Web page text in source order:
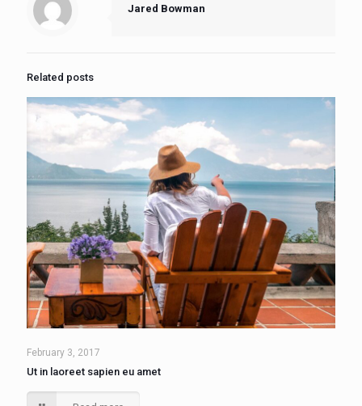
Jared Bowman
Related posts
February 3, 2017
Ut in laoreet sapien eu amet